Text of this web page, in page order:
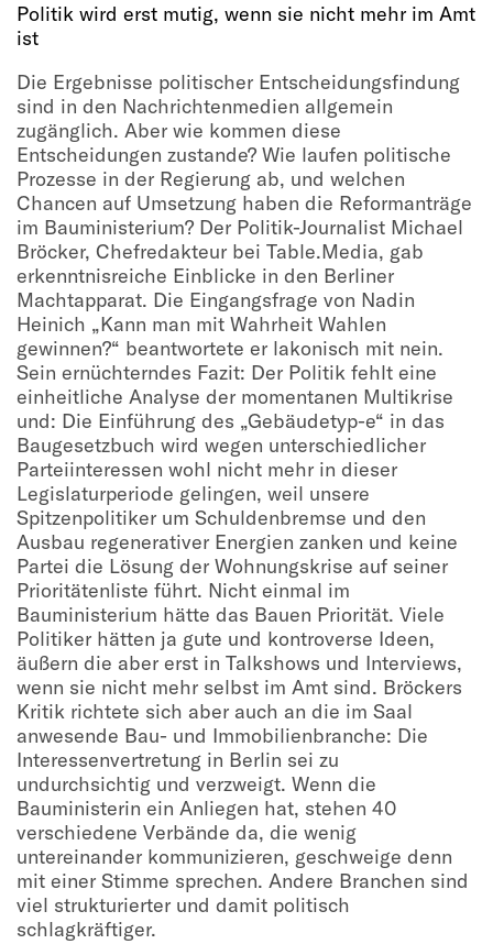
Politik wird erst mutig, wenn sie nicht mehr im Amt
ist
Die Ergebnisse politischer Entscheidungsfindung
sind in den Nachrichtenmedien allgemein
zugänglich. Aber wie kommen diese
Entscheidungen zustande? Wie laufen politische
Prozesse in der Regierung ab, und welchen
Chancen auf Umsetzung haben die Reformanträge
im Bauministerium? Der Politik-Journalist Michael
Bröcker, Chefredakteur bei Table.Media, gab
erkenntnisreiche Einblicke in den Berliner
Machtapparat. Die Eingangsfrage von Nadin
Heinich „Kann man mit Wahrheit Wahlen
gewinnen?“ beantwortete er lakonisch mit nein.
Sein ernüchterndes Fazit: Der Politik fehlt eine
einheitliche Analyse der momentanen Multikrise
und: Die Einführung des „Gebäudetyp-e“ in das
Baugesetzbuch wird wegen unterschiedlicher
Parteiinteressen wohl nicht mehr in dieser
Legislaturperiode gelingen, weil unsere
Spitzenpolitiker um Schuldenbremse und den
Ausbau regenerativer Energien zanken und keine
Partei die Lösung der Wohnungskrise auf seiner
Prioritätenliste führt. Nicht einmal im
Bauministerium hätte das Bauen Priorität. Viele
Politiker hätten ja gute und kontroverse Ideen,
äußern die aber erst in Talkshows und Interviews,
wenn sie nicht mehr selbst im Amt sind. Bröckers
Kritik richtete sich aber auch an die im Saal
anwesende Bau- und Immobilienbranche: Die
Interessenvertretung in Berlin sei zu
undurchsichtig und verzweigt. Wenn die
Bauministerin ein Anliegen hat, stehen 40
verschiedene Verbände da, die wenig
untereinander kommunizieren, geschweige denn
mit einer Stimme sprechen. Andere Branchen sind
viel strukturierter und damit politisch
schlagkräftiger.